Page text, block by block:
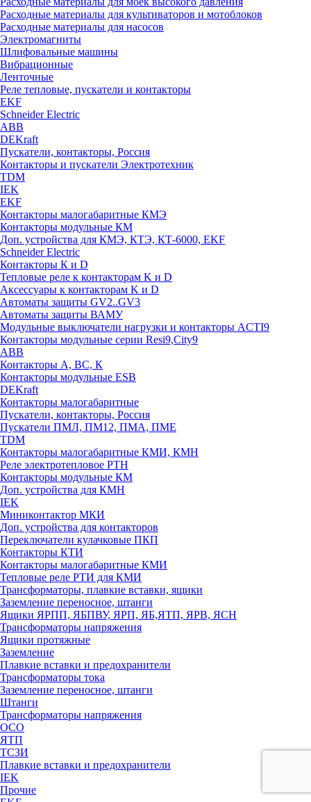
Расходные материалы для культиваторов и мотоблоков
Расходные материалы для насосов
Электромагниты
Шлифовальные машины
Вибрационные
Ленточные
Реле тепловые, пускатели и контакторы
EKF
Schneider Electric
ABB
DEKraft
Пускатели, контакторы, Россия
Контакторы и пускатели Электротехник
TDM
IEK
EKF
Контакторы малогабаритные КМЭ
Контакторы модульные КМ
Доп. устройства для КМЭ, КТЭ, КТ-6000, EKF
Schneider Electric
Контакторы К и D
Тепловые реле к контакторам K и D
Аксессуары к контакторам K и D
Автоматы защиты GV2..GV3
Автоматы защиты ВАМУ
Модульные выключатели нагрузки и контакторы ACTI9
Контакторы модульные серии Resi9,City9
ABB
Контакторы А, ВС, К
Контакторы модульные ESB
DEKraft
Контакторы малогабаритные
Пускатели, контакторы, Россия
Пускатели ПМЛ, ПМ12, ПМА, ПМЕ
TDM
Контакторы малогабаритные КМИ, КМН
Реле электротепловое РТН
Контакторы модульные КМ
Доп. устройства для КМН
IEK
Миниконтактор МКИ
Доп. устройства для контакторов
Переключатели кулачковые ПКП
Контакторы КТИ
Контакторы малогабаритные КМИ
Тепловые реле РTИ для КМИ
Трансформаторы, плавкие вставки, ящики
Заземление переносное, штанги
Ящики ЯРПП, ЯБПВУ, ЯРП, ЯБ,ЯТП, ЯРВ, ЯСН
Трансформаторы напряжения
Ящики протяжные
Заземление
Плавкие вставки и предохранители
Трансформаторы тока
Заземление переносное, штанги
Штанги
Трансформаторы напряжения
ОСО
ЯТП
ТСЗИ
Плавкие вставки и предохранители
IEK
Прочие